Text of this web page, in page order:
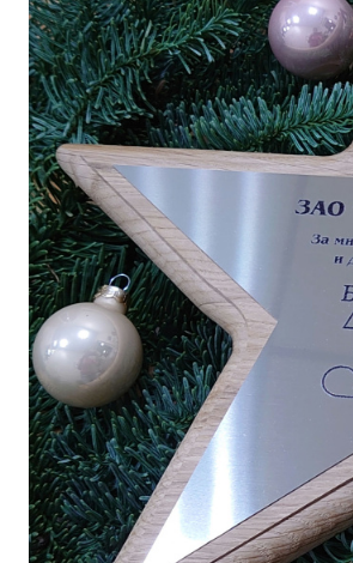
СЫПУЧИЕ ПРОДУКТЫ
СНЕКИ
МАСЛОЖИРОВАЯ
СОУСЫ, ЖИДКИЕ
ДРУГОЕ